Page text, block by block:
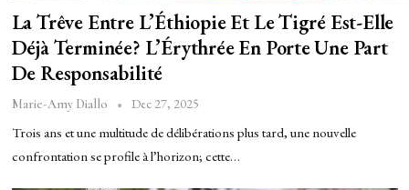
La Trêve Entre L’Éthiopie Et Le Tigré Est-Elle
Déjà Terminée? L’Érythrée En Porte Une Part
De Responsabilité
Marie-Amy Diallo Dec 27, 2025
Trois ans et une multitude de délibérations plus tard, une nouvelle
confrontation se profile à l’horizon; cette…